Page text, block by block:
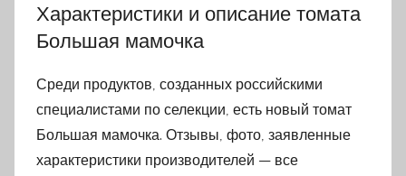
Характеристики и описание томата
Большая мамочка
Среди продуктов, созданных российскими
специалистами по селекции, есть новый томат
Большая мамочка. Отзывы, фото, заявленные
характеристики производителей — все